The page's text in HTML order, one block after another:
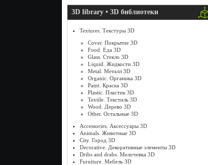
3D library • 3D библиотеки
Textures. Текстуры 3D
Cover. Покрытие 3D
Food. Еда 3D
Glass. Стекло 3D
Liquid. Жидкости 3D
Metal. Металл 3D
Organic. Органика 3D
Paint. Краска 3D
Plastic. Пластик 3D
Textile. Текстиль 3D
Wood. Дерево 3D
Other. Остальные 3D
Accessories. Аксессуары 3D
Animals. Животные 3D
City. Город 3D
Decorative. Декоративные элементы 3D
Dribs and drabs. Мелочевка 3D
Furniture. Мебель 3D